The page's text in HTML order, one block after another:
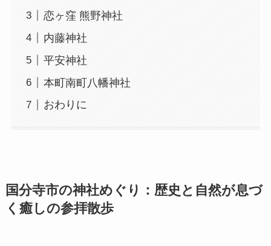
恋ヶ窪 熊野神社
内藤神社
平安神社
本町南町八幡神社
おわりに
国分寺市の神社めぐり：歴史と自然が息づ
く癒しの参拝散歩